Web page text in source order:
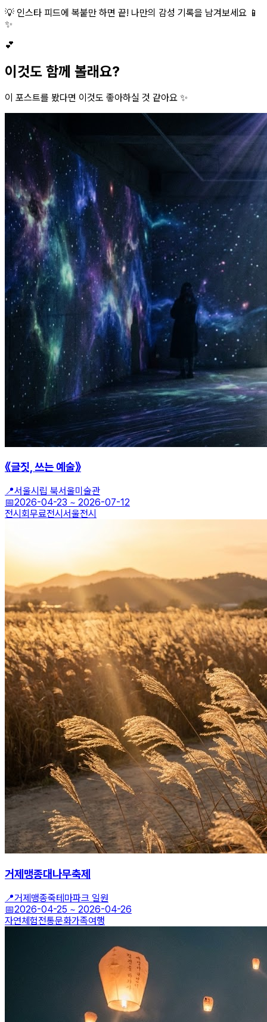
💡 인스타 피드에 복붙만 하면 끝! 나만의 감성 기록을 남겨보세요 📱
✨
💕
이것도 함께 볼래요?
이 포스트를 봤다면 이것도 좋아하실 것 같아요 ✨
《글짓, 쓰는 예술》
📍서울시립 북서울미술관
📅2026-04-23 ~ 2026-07-12
전시회무료전시 서울전시
거제맹종대나무축제
📍거제맹종죽테마파크 일원
📅2026-04-25 ~ 2026-04-26
자연체험전통문화가족여행